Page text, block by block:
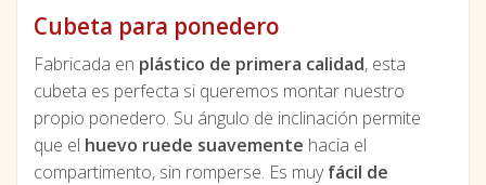
Cubeta para ponedero
Fabricada en plástico de primera calidad, esta
cubeta es perfecta si queremos montar nuestro
propio ponedero. Su ángulo de inclinación permite
que el huevo ruede suavemente hacia el
compartimento, sin romperse. Es muyfácil de